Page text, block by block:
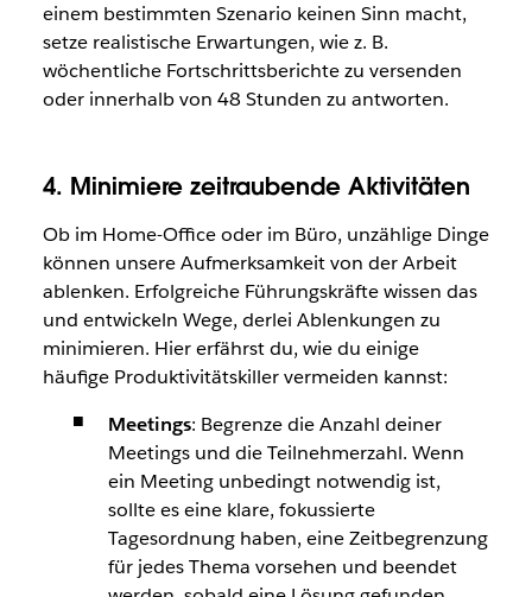
einem bestimmten Szenario keinen Sinn macht,
setze realistische Erwartungen, wie z. B.
wöchentliche Fortschrittsberichte zu versenden
oder innerhalb von 48 Stunden zu antworten.
4. Minimiere zeitraubende Aktivitäten
Ob im Home-Office oder im Büro, unzählige Dinge
können unsere Aufmerksamkeit von der Arbeit
ablenken. Erfolgreiche Führungskräfte wissen das
und entwickeln Wege, derlei Ablenkungen zu
minimieren. Hier erfährst du, wie du einige
häufige Produktivitätskiller vermeiden kannst:
Meetings: Begrenze die Anzahl deiner
Meetings und die Teilnehmerzahl. Wenn
ein Meeting unbedingt notwendig ist,
sollte es eine klare, fokussierte
Tagesordnung haben, eine Zeitbegrenzung
für jedes Thema vorsehen und beendet